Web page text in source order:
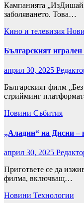
Кампанията
заболяването. Това…
Кино и телевизия
Българският
април 30, 2025
Българският филм
стрийминг
Новини Събития
„Аладин“ на Дисни
април 30, 2025
Пригответе се да
филма, включващ…
Новини Технологии